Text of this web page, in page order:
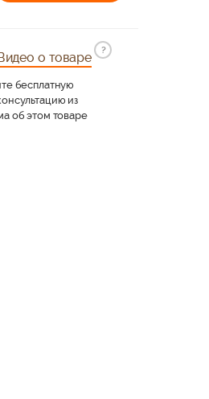
о товаре
?
бесплатную
из
об этом товаре